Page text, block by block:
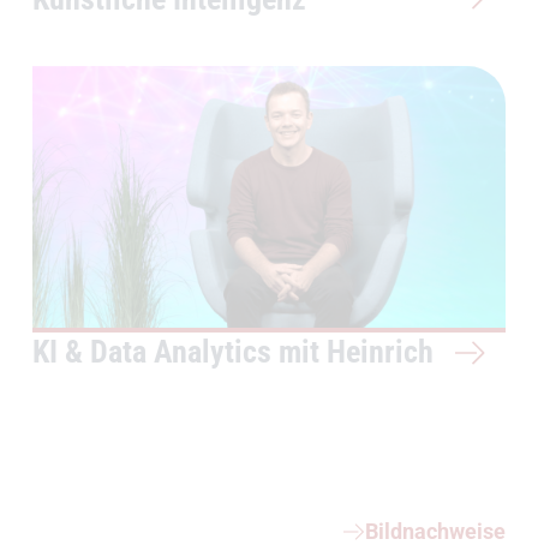
KI & Data Analytics mit Heinrich
Bildnachweise